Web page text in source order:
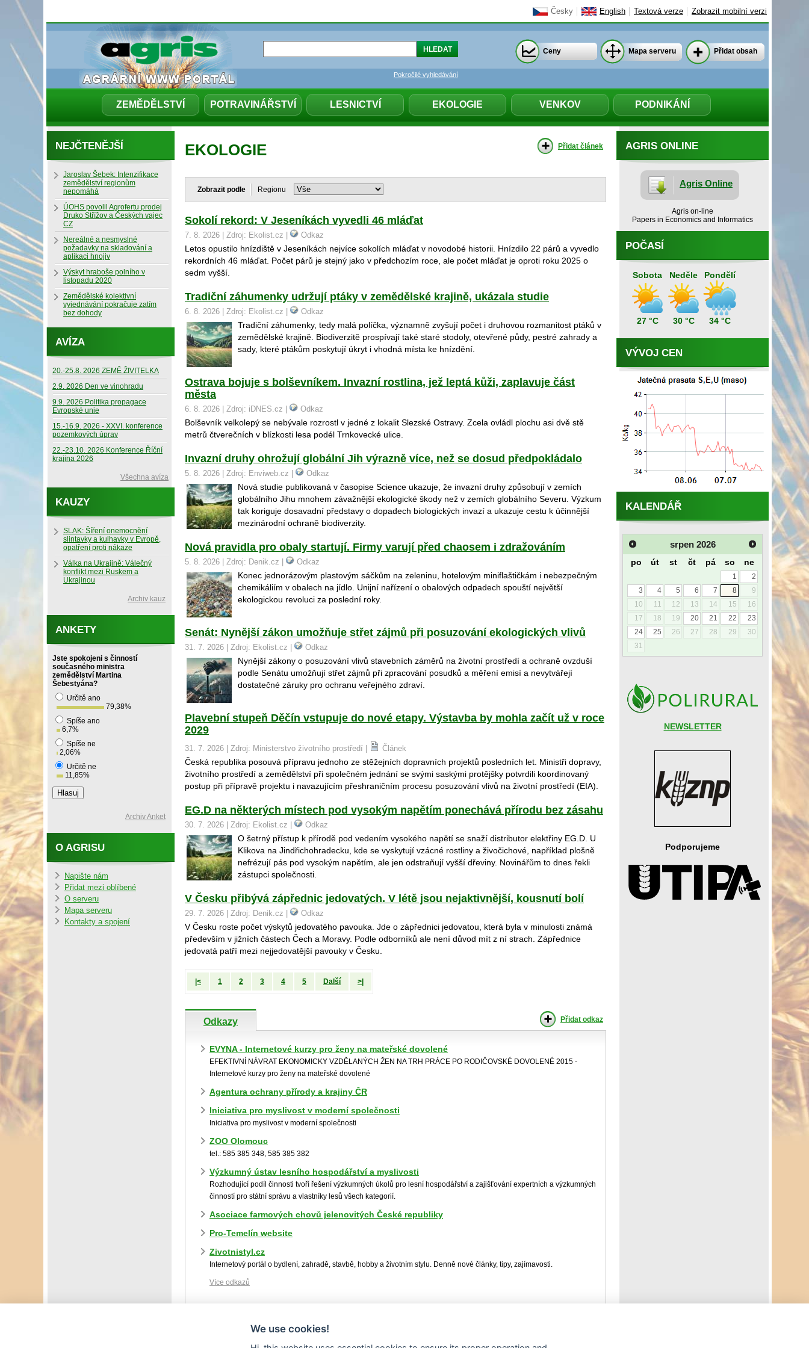
Česky English Textová verze Zobrazit mobilní verzi
ZEMĚDĚLSTVÍ POTRAVINÁŘSTVÍ LESNICTVÍ EKOLOGIE VENKOV PODNIKÁNÍ
Pokročilé vyhledávání
Ceny Mapa serveru Přidat obsah
EKOLOGIE Přidat článek
Zobrazit podle Regionu
Sokolí rekord: V Jeseníkách vyvedli 46 mláďat
7. 8. 2026 | Zdroj: Ekolist.cz | Odkaz
Letos opustilo hnízdiště v Jeseníkách nejvíce sokolích mláďat v novodobé historii. Hnízdilo 22 párů a vyvedlo
rekordních 46 mláďat. Počet párů je stejný jako v předchozím roce, ale počet mláďat je oproti roku 2025 o
sedm vyšší.
Tradiční záhumenky udržují ptáky v zemědělské krajině, ukázala studie
6. 8. 2026 | Zdroj: Ekolist.cz | Odkaz
Tradiční záhumenky, tedy malá políčka, významně zvyšují počet i druhovou rozmanitost ptáků v
zemědělské krajině. Biodiverzitě prospívají také staré stodoly, otevřené půdy, pestré zahrady a
sady, které ptákům poskytují úkryt i vhodná místa ke hnízdění.
Ostrava bojuje s bolševníkem. Invazní rostlina, jež leptá kůži, zaplavuje část
města
6. 8. 2026 | Zdroj: iDNES.cz | Odkaz
Bolševník velkolepý se nebývale rozrostl v jedné z lokalit Slezské Ostravy. Zcela ovládl plochu asi dvě stě
metrů čtverečních v blízkosti lesa podél Trnkovecké ulice.
Invazní druhy ohrožují globální Jih výrazně více, než se dosud předpokládalo
5. 8. 2026 | Zdroj: Enviweb.cz | Odkaz
Nová studie publikovaná v časopise Science ukazuje, že invazní druhy způsobují v zemích
globálního Jihu mnohem závažnější ekologické škody než v zemích globálního Severu. Výzkum
tak koriguje dosavadní představy o dopadech biologických invazí a ukazuje cestu k účinnější
mezinárodní ochraně biodiverzity.
Nová pravidla pro obaly startují. Firmy varují před chaosem i zdražováním
5. 8. 2026 | Zdroj: Denik.cz | Odkaz
Konec jednorázovým plastovým sáčkům na zeleninu, hotelovým miniflaštičkám i nebezpečným
chemikáliím v obalech na jídlo. Unijní nařízení o obalových odpadech spouští největší
ekologickou revoluci za poslední roky.
Senát: Nynější zákon umožňuje střet zájmů při posuzování ekologických vlivů
31. 7. 2026 | Zdroj: Ekolist.cz | Odkaz
Nynější zákony o posuzování vlivů stavebních záměrů na životní prostředí a ochraně ovzduší
podle Senátu umožňují střet zájmů při zpracování posudků a měření emisí a nevytvářejí
dostatečné záruky pro ochranu veřejného zdraví.
Plavební stupeň Děčín vstupuje do nové etapy. Výstavba by mohla začít už v roce
2029
31. 7. 2026 | Zdroj: Ministerstvo životního prostředí | Článek
Česká republika posouvá přípravu jednoho ze stěžejních dopravních projektů posledních let. Ministři dopravy,
životního prostředí a zemědělství při společném jednání se svými saskými protějšky potvrdili koordinovaný
postup při přípravě projektu i navazujícím přeshraničním procesu posuzování vlivů na životní prostředí (EIA).
EG.D na některých místech pod vysokým napětím ponechává přírodu bez zásahu
30. 7. 2026 | Zdroj: Ekolist.cz | Odkaz
O šetrný přístup k přírodě pod vedením vysokého napětí se snaží distributor elektřiny EG.D. U
Klikova na Jindřichohradecku, kde se vyskytují vzácné rostliny a živočichové, například plošně
nefrézují pás pod vysokým napětím, ale jen odstraňují vyšší dřeviny. Novinářům to dnes řekli
zástupci společnosti.
V Česku přibývá zápřednic jedovatých. V létě jsou nejaktivnější, kousnutí bolí
29. 7. 2026 | Zdroj: Denik.cz | Odkaz
V Česku roste počet výskytů jedovatého pavouka. Jde o zápřednici jedovatou, která byla v minulosti známá
především v jižních částech Čech a Moravy. Podle odborníků ale není důvod mít z ní strach. Zápřednice
jedovatá patří mezi nejjedovatější pavouky v Česku.
|< 1 2 3 4 5 Další >|
Odkazy Přidat odkaz
EVYNA - Internetové kurzy pro ženy na mateřské dovolené
EFEKTIVNÍ NÁVRAT EKONOMICKY VZDĚLANÝCH ŽEN NA TRH PRÁCE PO RODIČOVSKÉ DOVOLENÉ 2015 -
Internetové kurzy pro ženy na mateřské dovolené
Agentura ochrany přírody a krajiny ČR
Iniciativa pro myslivost v moderní společnosti
Iniciativa pro myslivost v moderní společnosti
ZOO Olomouc
tel.: 585 385 348, 585 385 382
Výzkumný ústav lesního hospodářství a myslivosti
Rozhodující podíl činnosti tvoří řešení výzkumných úkolů pro lesní hospodářství a zajišťování expertních a výzkumných
činností pro státní správu a vlastníky lesů všech kategorií.
Asociace farmových chovů jelenovitých České republiky
Pro-Temelín website
Zivotnistyl.cz
Internetový portál o bydlení, zahradě, stavbě, hobby a životním stylu. Denně nové články, tipy, zajímavosti.
Více odkazů
AGRIS ONLINE
Agris Online
Agris on-line
Papers in Economics and Informatics
POČASÍ
Sobota
27 °C
Neděle
30 °C
Pondělí
34 °C
VÝVOJ CEN
KALENDÁŘ
srpen 2026
po út st čt pá so ne
1
2
3
4 5 6 7 8
9
10
11 12 13 14 15
16
17
18 19 20 21 22
23
24
25 26 27 28 29
30
31
NEWSLETTER
Podporujeme
NEJČTENĚJŠÍ
Jaroslav Šebek: Intenzifikace
zemědělství regionům
nepomáhá
ÚOHS povolil Agrofertu prodej
Druko Střížov a Českých vajec
CZ
Nereálné a nesmyslné
požadavky na skladování a
aplikaci hnojiv
Výskyt hraboše polního v
listopadu 2020
Zemědělské kolektivní
vyjednávání pokračuje zatím
bez dohody
AVÍZA
20.-25.8. 2026 ZEMĚ ŽIVITELKA
2.9. 2026 Den ve vinohradu
9.9. 2026 Politika propagace
Evropské unie
15.-16.9. 2026 - XXVI. konference
pozemkových úprav
22.-23.10. 2026 Konference Říční
krajina 2026
Všechna avíza
KAUZY
SLAK: Šíření onemocnění
slintavky a kulhavky v Evropě,
opatření proti nákaze
Válka na Ukrajině: Válečný
konflikt mezi Ruskem a
Ukrajinou
Archiv kauz
ANKETY
Jste spokojeni s činností
současného ministra
zemědělství Martina
Šebestyána?
Určitě ano
79,38%
Spíše ano
6,7%
Spíše ne
2,06%
Určitě ne
11,85%
Archiv Anket
O AGRISU
Napište nám
Přidat mezi oblíbené
O serveru
Mapa serveru
Kontakty a spojení
We use cookies!